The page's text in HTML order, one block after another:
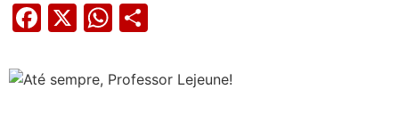
Facebook
X WhatsApp